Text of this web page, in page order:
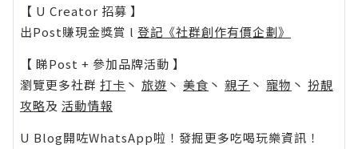
【 U Creator 招募 】
出Post賺現金獎賞 l 登記《社群創作有價企劃》
【 睇Post + 參加品牌活動 】
瀏覽更多社群 打卡 丶 旅遊 丶 美食 丶 親子 丶 寵物 丶 扮靚
攻略及 活動情報
U Blog開咗WhatsApp啦！發掘更多吃喝玩樂資訊！